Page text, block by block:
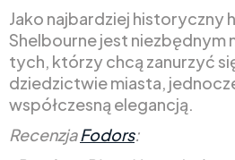
Jako najbardziej historyczny
Shelbourne jest niezbędnym
tych, którzy chcą zanurzyć
dziedzictwie miasta,
współczesną elegancją.
RecenzjaFodors: